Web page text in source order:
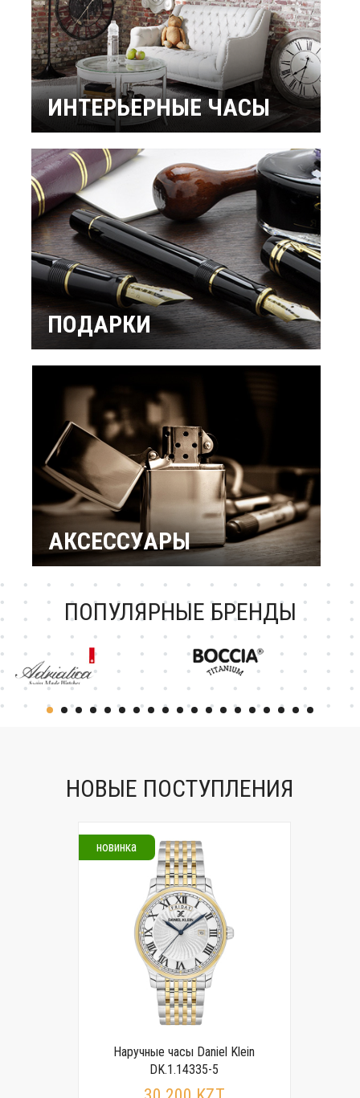
ИНТЕРЬЕРНЫЕ ЧАСЫ
Будильники
Бренды
ПОДАРКИ
Повод / Событие
Зодиака
Подарок ребенку
Подарки по
профессиям и
увлечениям
Подарочный
сертификат
АКСЕССУАРЫ
ПОПУЛЯРНЫЕ БРЕНДЫ
НОВЫЕ ПОСТУПЛЕНИЯ
новинка
Наручные часы Daniel Klein
DK.1.14335-5